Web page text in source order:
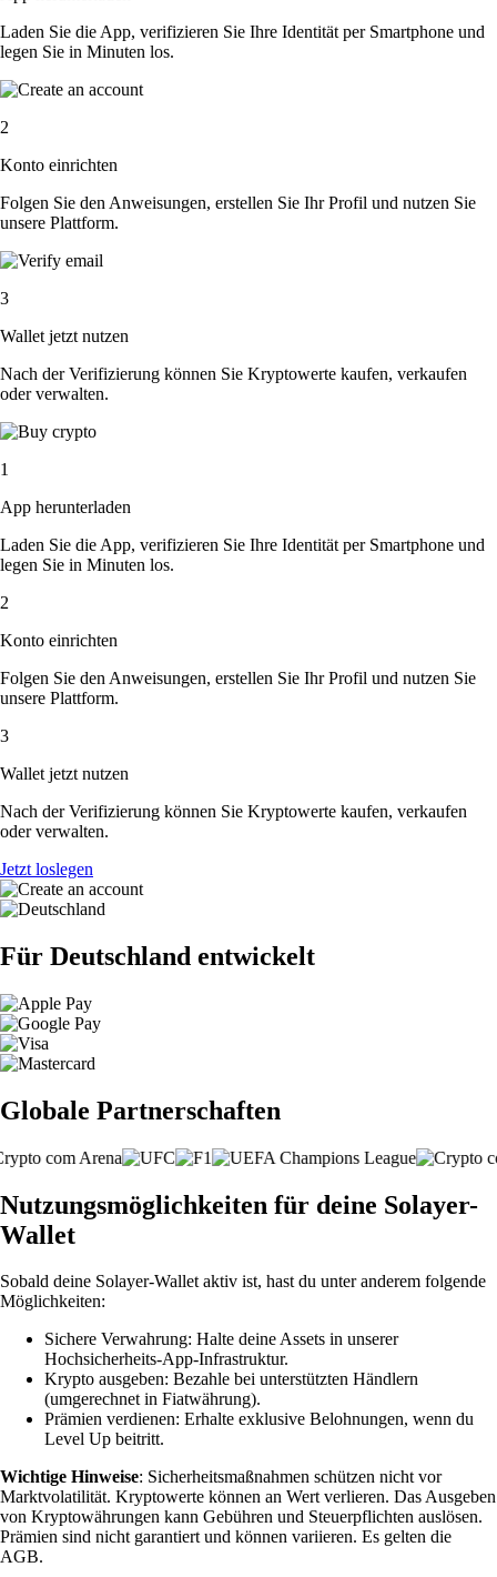
Laden Sie die App, verifizieren Sie Ihre Identität per Smartphone und
legen Sie in Minuten los.
2
Konto einrichten
Folgen Sie den Anweisungen, erstellen Sie Ihr Profil und nutzen Sie
unsere Plattform.
3
Wallet jetzt nutzen
Nach der Verifizierung können Sie Kryptowerte kaufen, verkaufen
oder verwalten.
1
App herunterladen
Laden Sie die App, verifizieren Sie Ihre Identität per Smartphone und
legen Sie in Minuten los.
2
Konto einrichten
Folgen Sie den Anweisungen, erstellen Sie Ihr Profil und nutzen Sie
unsere Plattform.
3
Wallet jetzt nutzen
Nach der Verifizierung können Sie Kryptowerte kaufen, verkaufen
oder verwalten.
Jetzt loslegen
Für Deutschland entwickelt
Globale Partnerschaften
Nutzungsmöglichkeiten für deine Solayer-
Wallet
Sobald deine Solayer-Wallet aktiv ist, hast du unter anderem folgende
Möglichkeiten:
Sichere Verwahrung: Halte deine Assets in unserer
Hochsicherheits-App-Infrastruktur.
Krypto ausgeben: Bezahle bei unterstützten Händlern
(umgerechnet in Fiatwährung).
Prämien verdienen: Erhalte exklusive Belohnungen, wenn du
Level Up beitritt.
Wichtige Hinweise: Sicherheitsmaßnahmen schützen nicht vor
Marktvolatilität. Kryptowerte können an Wert verlieren. Das Ausgeben
von Kryptowährungen kann Gebühren und Steuerpflichten auslösen.
Prämien sind nicht garantiert und können variieren. Es gelten die
AGB.